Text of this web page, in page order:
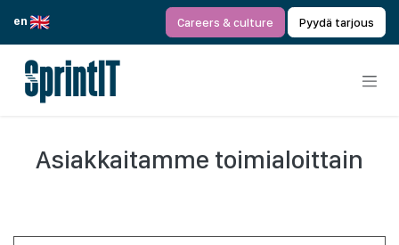
en
Careers & culture Pyydä tarjous
Asiakkaitamme toimialoittain